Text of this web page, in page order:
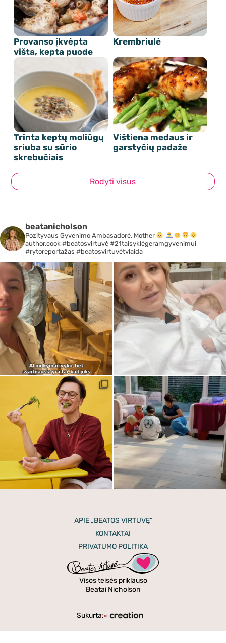
Provanso įkvėpta
višta, kepta puode
Krembriulė
Trinta keptų moliūgų
sriuba su sūrio
skrebučiais
Vištiena medaus ir
garstyčių padaže
Rodyti visus
beatanicholson
Pozityvaus Gyvenimo Ambasadorė. Mother
author.cook #beatosvirtuvė #21taisyklėgeramgyvenimui
#rytoreportažas #beatosvirtuvėtvlaida
APIE „BEATOS VIRTUVĘ”
KONTAKTAI
PRIVATUMO POLITIKA
Visos teisės priklauso
Beatai Nicholson
Sukurta: